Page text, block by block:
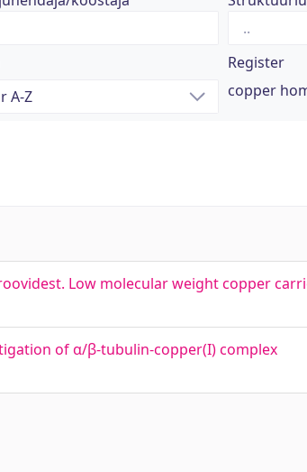
Register
copper
Low molecular weight copper
of α/β-tubulin-copper(I) complex